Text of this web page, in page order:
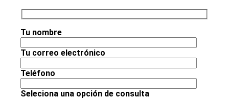
Tu nombre
Tu correo electrónico
Teléfono
Seleciona una opción de consulta